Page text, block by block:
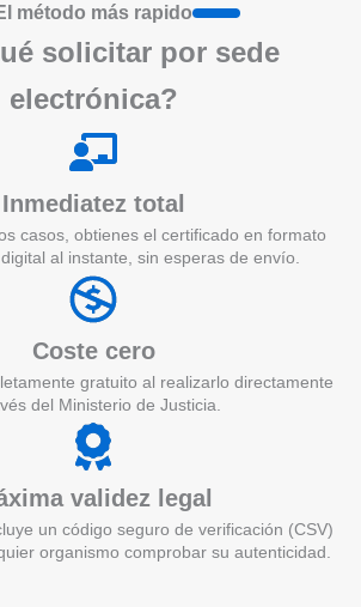
método más rapido
solicitar por sede
electrónica?
Inmediatez total
casos, obtienes el certificado en formato
al instante, sin esperas de envío.
Coste cero
gratuito al realizarlo directamente
del Ministerio de Justicia.
validez legal
un código seguro de verificación (CSV)
organismo comprobar su autenticidad.